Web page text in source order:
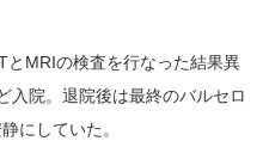
とMRIの検査を行なった結果異
入院。退院後は最終のバルセロ
にしていた。